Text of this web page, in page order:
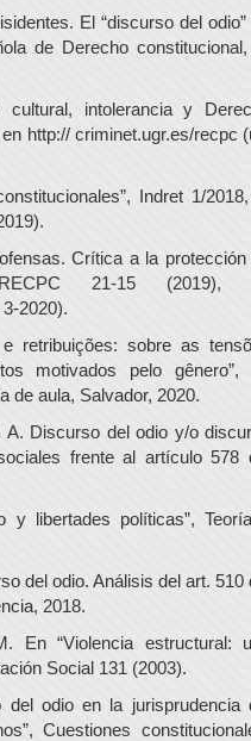
El “discurso del odio”
de Derecho constitucional,
cultural, intolerancia y
http:// criminet.ugr.es/recpc
Indret 1/
Crítica a la protección
21-15 (2019),
2020).
retribuições: sobre as
motivados pelo gênero”,
de aula, Salvador, 2020.
Discurso del odio y/o
frente al artículo 578
y libertades políticas”,
del odio. Análisis del art. 510
2018.
En “Violencia estructural:
Social 131 (2003).
del odio en la jurisprudencia
Cuestiones